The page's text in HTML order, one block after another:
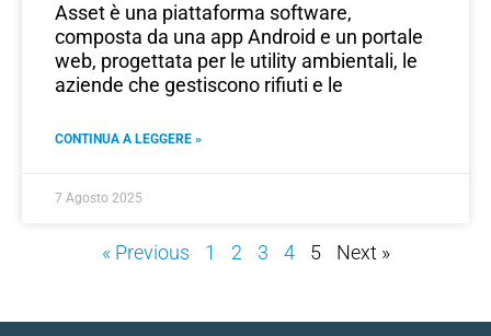
Asset è una piattaforma software,
composta da una app Android e un portale
web, progettata per le utility ambientali, le
aziende che gestiscono rifiuti e le
CONTINUA A LEGGERE »
7 Agosto 2025
« Previous 1 2 3 4 5 Next »